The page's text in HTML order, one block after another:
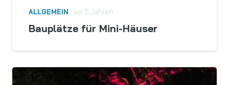
ALLGEMEIN vor 5 Jahren
Bauplätze für Mini-Häuser